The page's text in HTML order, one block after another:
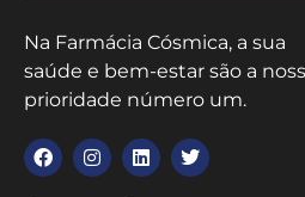
Na Farmácia Cósmica, a sua
saúde e bem-estar são a
prioridade número um.